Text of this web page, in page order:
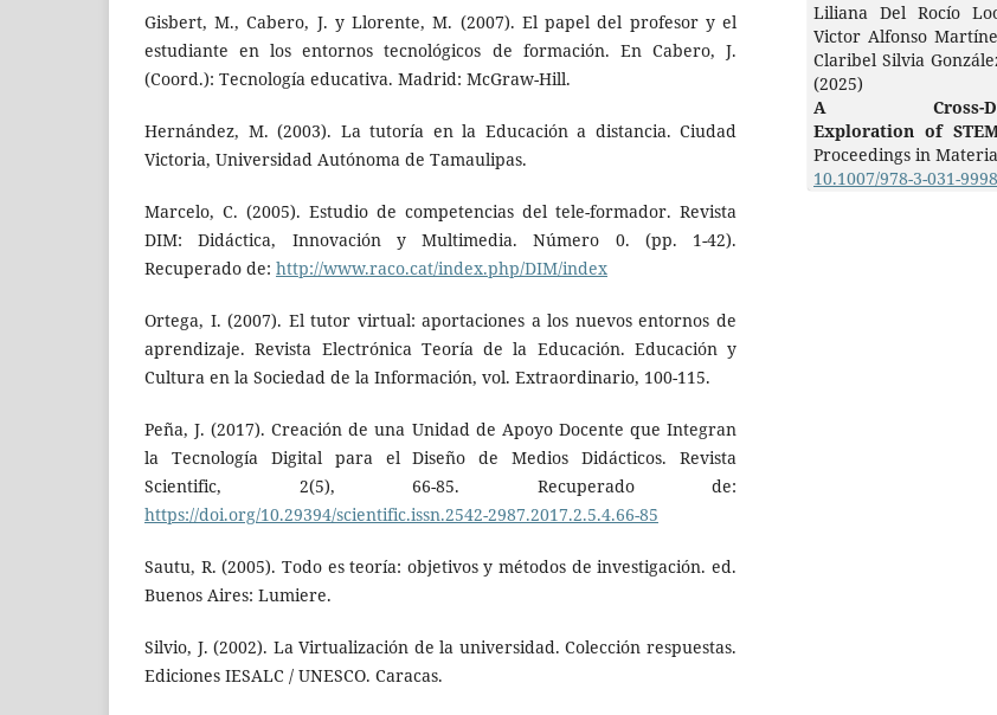
Gisbert, M., Cabero, J. y Llorente, M. (2007). El papel del profesor y el
estudiante en los entornos tecnológicos de formación. En Cabero, J.
(Coord.): Tecnología educativa. Madrid: McGraw-Hill.
Hernández, M. (2003). La tutoría en la Educación a distancia. Ciudad
Victoria, Universidad Autónoma de Tamaulipas.
Marcelo, C. (2005). Estudio de competencias del tele-formador. Revista
DIM: Didáctica, Innovación y Multimedia. Número 0. (pp. 1-42).
Recuperado de: http://www.raco.cat/index.php/DIM/index
Ortega, I. (2007). El tutor virtual: aportaciones a los nuevos entornos de
aprendizaje. Revista Electrónica Teoría de la Educación. Educación y
Cultura en la Sociedad de la Información, vol. Extraordinario, 100-115.
Peña, J. (2017). Creación de una Unidad de Apoyo Docente que Integran
la Tecnología Digital para el Diseño de Medios Didácticos. Revista
Scientific, 2(5), 66-85. Recuperado de:
https://doi.org/10.29394/scientific.issn.2542-2987.2017.2.5.4.66-85
Sautu, R. (2005). Todo es teoría: objetivos y métodos de investigación. ed.
Buenos Aires: Lumiere.
Silvio, J. (2002). La Virtualización de la universidad. Colección respuestas.
Ediciones IESALC / UNESCO. Caracas.
Liliana Del Rocío
Victor Alfonso
Claribel Silvia
(2025)
A Cross-
Exploration of
Proceedings in
10.1007/978-3-031-